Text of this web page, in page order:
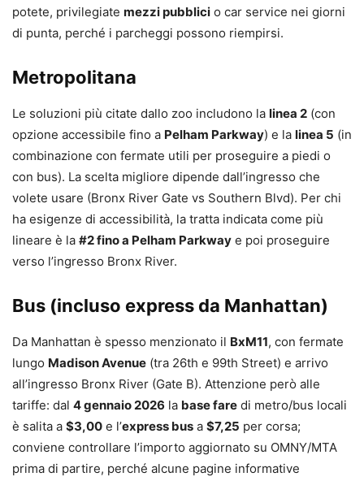
potete, privilegiate mezzi pubblici o car service nei giorni
di punta, perché i parcheggi possono riempirsi.
Metropolitana
Le soluzioni più citate dallo zoo includono la linea 2 (con
opzione accessibile fino a Pelham Parkway) e la linea 5 (in
combinazione con fermate utili per proseguire a piedi o
con bus). La scelta migliore dipende dall’ingresso che
volete usare (Bronx River Gate vs Southern Blvd). Per chi
ha esigenze di accessibilità, la tratta indicata come più
lineare è la #2 fino a Pelham Parkway e poi proseguire
verso l’ingresso Bronx River.
Bus (incluso express da Manhattan)
Da Manhattan è spesso menzionato il BxM11, con fermate
lungo Madison Avenue (tra 26th e 99th Street) e arrivo
all’ingresso Bronx River (Gate B). Attenzione però alle
tariffe: dal 4 gennaio 2026 la base fare di metro/bus locali
è salita a $3,00 e l’express bus a $7,25 per corsa;
conviene controllare l’importo aggiornato su OMNY/MTA
prima di partire, perché alcune pagine informative